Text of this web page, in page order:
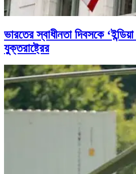
ভারতের স্বাধীনতা দিবসকে
যুক্তরাষ্ট্রের